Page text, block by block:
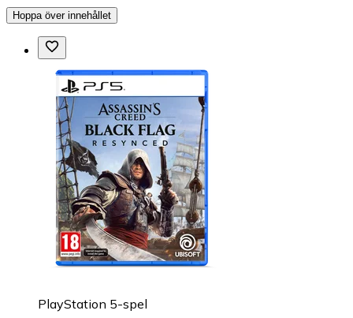
Hoppa över innehållet
PlayStation 5-spel